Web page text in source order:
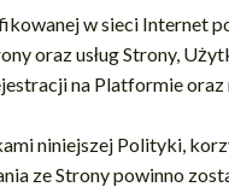
w sieci Internet
oraz usług Strony,
na Platformie oraz
niniejszej Polityki,
ze Strony powinno